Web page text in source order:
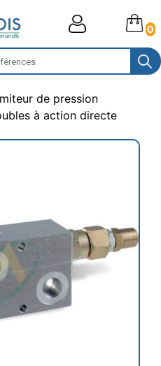
0
de pression
à action directe